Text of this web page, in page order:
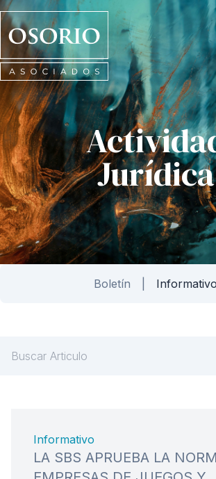
Osorio
Asociados
Jurídica
Boletín Informativo
Informativo
LA SBS APRUEBA LA